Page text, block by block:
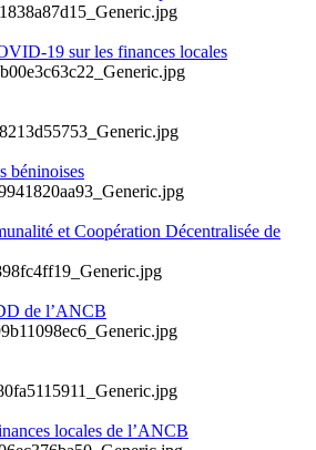
19 sur les finances locales
béninoises
et Coopération Décentralisée de
de l’ANCB
locales de l’ANCB